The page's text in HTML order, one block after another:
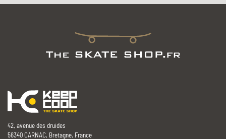
42, avenue des druides
56340 CARNAC, Bretagne, France